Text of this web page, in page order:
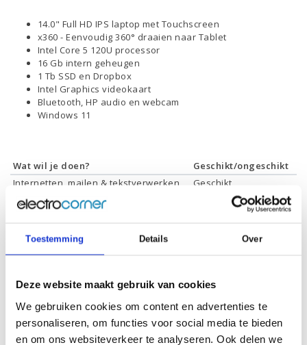
Toestemming Details Over
Deze website maakt gebruik van cookies
We gebruiken cookies om content en advertenties te
personaliseren, om functies voor social media te bieden
en om ons websiteverkeer te analyseren. Ook delen we
14.0" Full HD IPS laptop met Touchscreen
x360 - Eenvoudig 360° draaien naar Tablet
Intel Core 5 120U processor
16 Gb intern geheugen
1 Tb SSD en Dropbox
Intel Graphics videokaart
Bluetooth, HP audio en webcam
Windows 11
Wat wil je doen?
Geschikt/ongeschikt
Internetten, mailen & tekstverwerken
Geschikt
Films & series kijken
Geschikt
Gamen
Specificaties